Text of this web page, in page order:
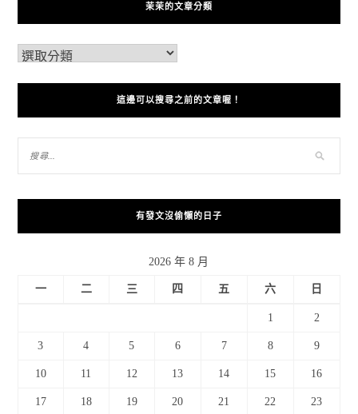
茉茉的文章分類
這邊可以搜尋之前的文章喔！
有發文沒偷懶的日子
2026 年 8 月
一 二 三 四 五 六 日
1 2
3 4 5 6 7 8 9
10 11 12 13 14 15 16
17 18 19 20 21 22 23